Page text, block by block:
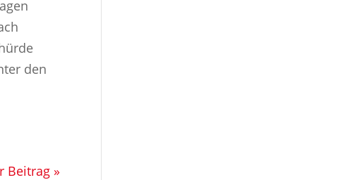
den
Beitrag »